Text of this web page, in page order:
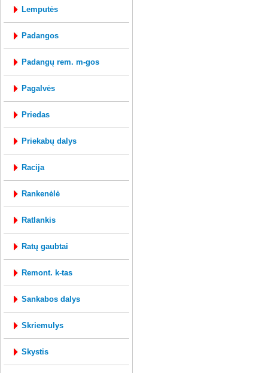
lemputės
padangos
padangų rem. m-gos
pagalvės
priedas
priekabų dalys
racija
rankenėlė
ratlankis
ratų gaubtai
remont. k-tas
sankabos dalys
skriemulys
skystis